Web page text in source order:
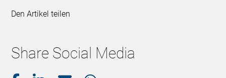
Den Artikel teilen
Share Social Media